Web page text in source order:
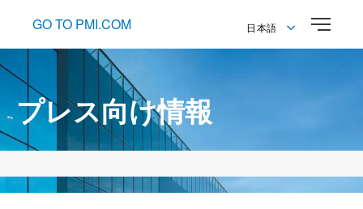
GO TO PMI.COM
日本語
プレス向け情報